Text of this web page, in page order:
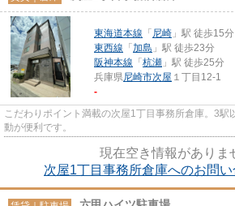
東海道本線 「 尼崎 」駅 徒歩15分
東西線 「 加島 」駅 徒歩23分
阪神本線 「 杭瀬 」駅 徒歩25分
兵庫県尼崎市次屋 １丁目12-1
-
こだわりポイント満載の次屋1丁目事務所倉庫。3駅
動が便利です。
現在空き情報がありま
次屋1丁目事務所倉庫へのお問